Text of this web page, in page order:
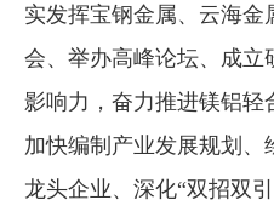
实发挥宝钢金属、云海金
会、举办高峰论坛、成立
影响力，奋力推进镁铝轻
加快编制产业发展规划
龙头企业、深化“双招双